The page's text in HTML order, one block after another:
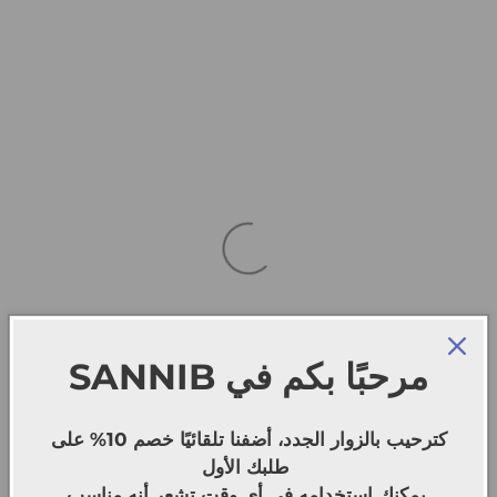
SANNIB
كترحيب بالزوار الجدد، أضفنا تلقائيًا خصم 10% على